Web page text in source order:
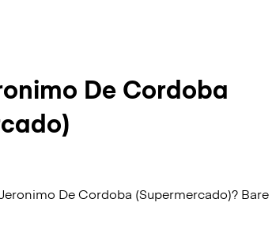
De Cordoba
De Cordoba (Supermercado)? Bare